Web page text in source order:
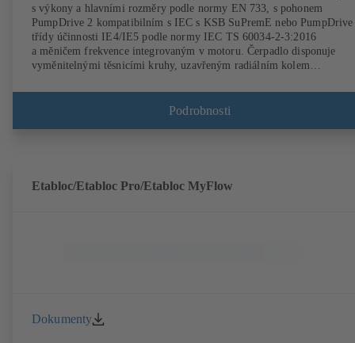
s výkony a hlavními rozměry podle normy EN 733, s pohonem
PumpDrive 2 kompatibilním s IEC s KSB SuPremE nebo PumpDrive
třídy účinnosti IE4/IE5 podle normy IEC TS 60034-2-3:2016
a měničem frekvence integrovaným v motoru. Čerpadlo disponuje
vyměnitelnými těsnicími kruhy, uzavřeným radiálním kolem
mechanickými ucpávkami dle EN 12756, hřídelí s výměnným
ochranným pouzdrem v oblasti hřídelového těsnění. Procesní
směrnic ErP.
Podrobnosti
Etabloc/Etabloc Pro/Etabloc MyFlow
Dokumenty